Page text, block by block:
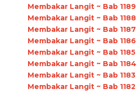
Membakar Langit ~ Bab 1189
Membakar Langit ~ Bab 1188
Membakar Langit ~ Bab 1187
Membakar Langit ~ Bab 1186
Membakar Langit ~ Bab 1185
Membakar Langit ~ Bab 1184
Membakar Langit ~ Bab 1183
Membakar Langit ~ Bab 1182